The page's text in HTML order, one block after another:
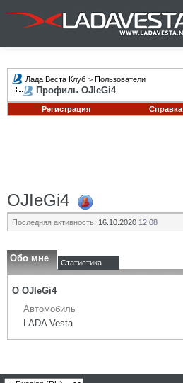
Лада Веста Клуб > Пользователи
Профиль OJIeGi4
Регистрация Справка
OJIeGi4
Последняя активность: 16.10.2020 12:08
Обо мне Статистика
О OJIeGi4
Автомобиль
LADA Vesta